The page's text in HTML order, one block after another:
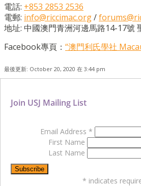
電話: +853 2853 2536
電郵: info@riccimac.org/
地址: 中國澳門青洲河邊馬路14-17號
Facebook專頁： “澳門利氏學社
最後更新: October 20, 2020 在 3:44 pm
Join USJ Mailing List
Email Address *
First Name
Last Name
* indicates